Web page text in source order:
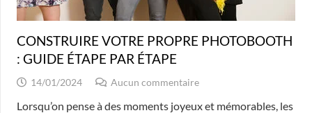
CONSTRUIRE VOTRE PROPRE PHOTOBOOTH
: GUIDE ÉTAPE PAR ÉTAPE
14/01/2024 Aucun commentaire
Lorsqu’on pense à des moments joyeux et mémorables, les